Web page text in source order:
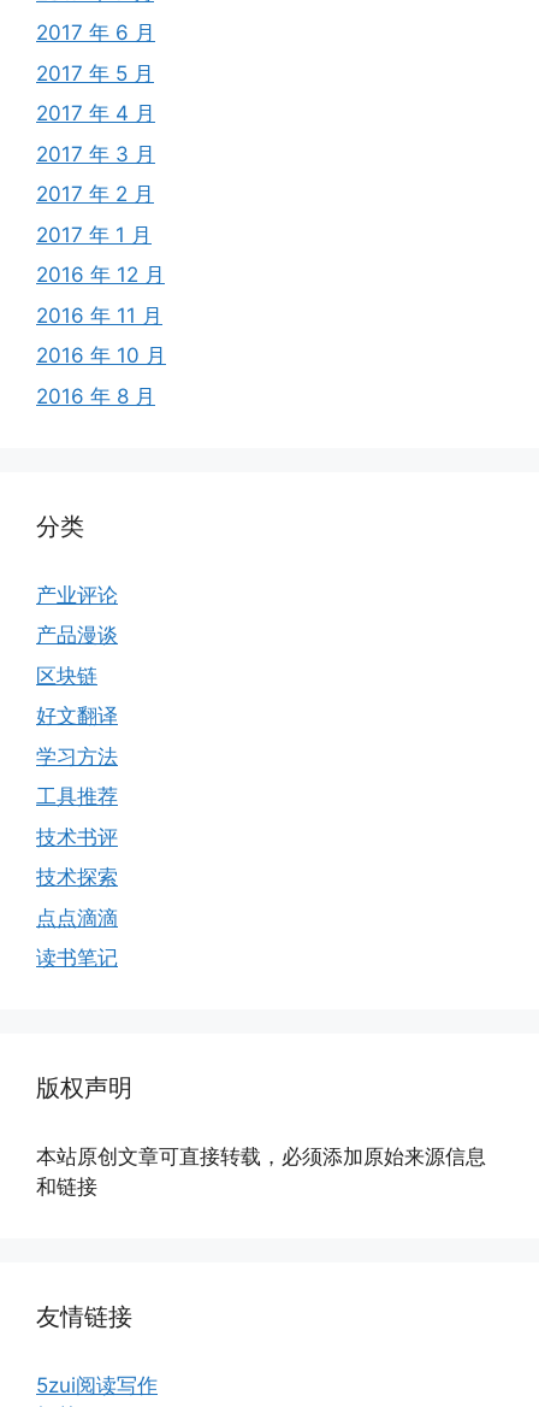
2017 年 6 月
2017 年 5 月
2017 年 4 月
2017 年 3 月
2017 年 2 月
2017 年 1 月
2016 年 12 月
2016 年 11 月
2016 年 10 月
2016 年 8 月
分类
产业评论
产品漫谈
区块链
好文翻译
学习方法
工具推荐
技术书评
技术探索
点点滴滴
读书笔记
版权声明
本站原创文章可直接转载，必须添加原始来源信息
和链接
友情链接
5zui阅读写作